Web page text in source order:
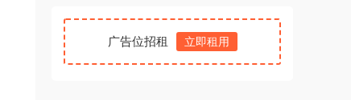
广告位招租 立即租用